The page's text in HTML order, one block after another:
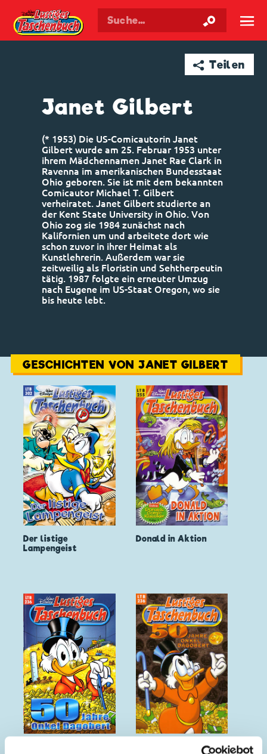
Walt Disneys Taschenbuch ☰
➦ Teilen
Janet Gilbert
(* 1953) Die US-Comicautorin Janet
Gilbert wurde am 25. Februar 1953 unter
ihrem Mädchennamen Janet Rae Clark in
Ravenna im amerikanischen Bundesstaat
Ohio geboren. Sie ist mit dem bekannten
Comicautor Michael T. Gilbert
verheiratet. Janet Gilbert studierte an
der Kent State University in Ohio. Von
Ohio zog sie 1984 zunächst nach
Kalifornien um und arbeitete dort wie
schon zuvor in ihrer Heimat als
Kunstlehrerin. Außerdem war sie
zeitweilig als Floristin und Sehtherpeutin
tätig. 1987 folgte ein erneuter Umzug
nach Eugene im US-Staat Oregon, wo sie
bis heute lebt.
GESCHICHTEN VON JANET GILBERT
Der listige
Lampengeist
Donald in Aktion
50 Jahre Onkel